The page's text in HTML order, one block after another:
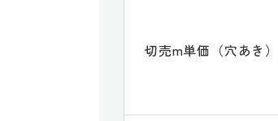
切売m単価（穴あき）